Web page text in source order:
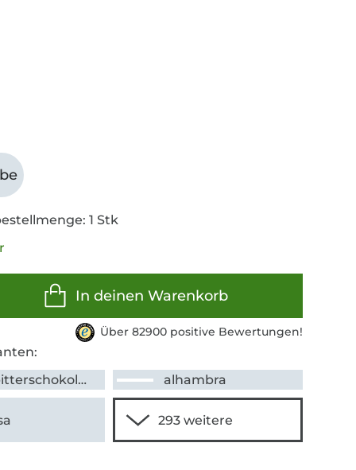
1 Stk
In deinen Warenkorb
Über 82900 positive Bewertungen!
zartbitterschokolade
alhambra